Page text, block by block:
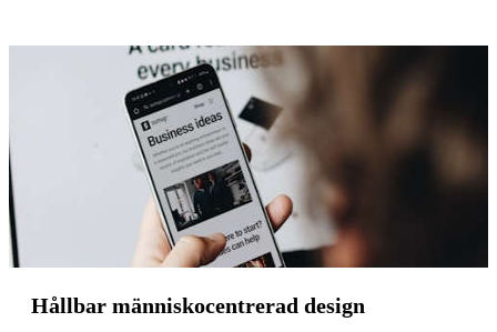
Hållbar människocentrerad design